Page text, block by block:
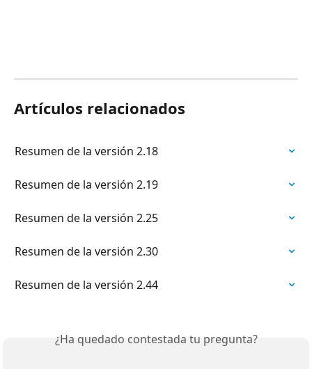
Artículos relacionados
Resumen de la versión 2.18
Resumen de la versión 2.19
Resumen de la versión 2.25
Resumen de la versión 2.30
Resumen de la versión 2.44
¿Ha quedado contestada tu pregunta?